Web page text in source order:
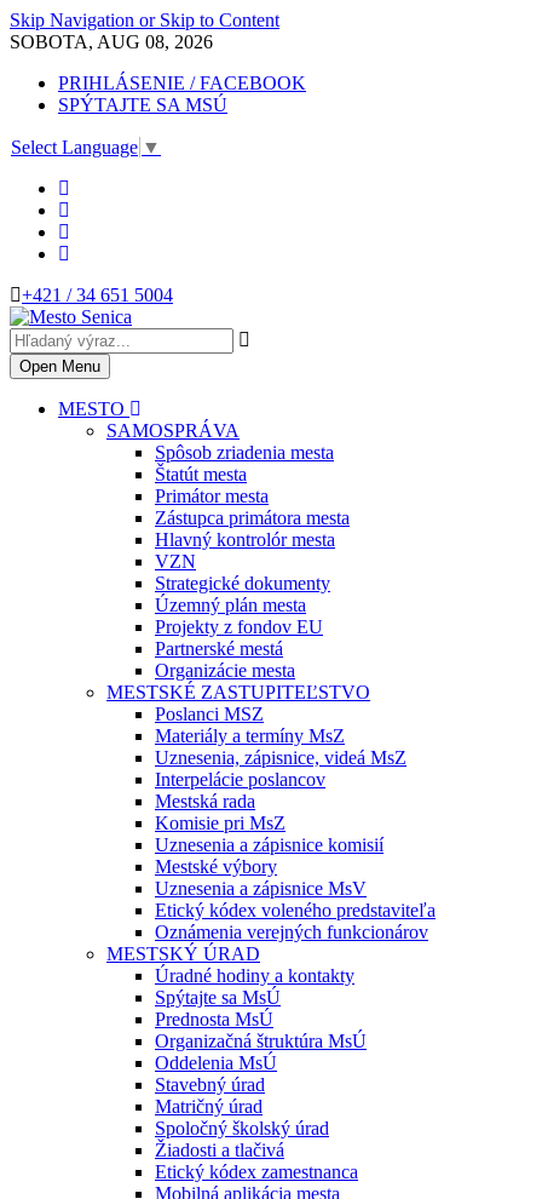
Skip Navigation or Skip to Content
SOBOTA, AUG 08, 2026
PRIHLÁSENIE / FACEBOOK
SPÝTAJTE SA MSÚ
Select Language ▼
+421 / 34 651 5004
Open Menu
MESTO
SAMOSPRÁVA
Spôsob zriadenia mesta
Štatút mesta
Primátor mesta
Zástupca primátora mesta
Hlavný kontrolór mesta
VZN
Strategické dokumenty
Územný plán mesta
Projekty z fondov EU
Partnerské mestá
Organizácie mesta
MESTSKÉ ZASTUPITEĽSTVO
Poslanci MSZ
Materiály a termíny MsZ
Uznesenia, zápisnice, videá MsZ
Interpelácie poslancov
Mestská rada
Komisie pri MsZ
Uznesenia a zápisnice komisií
Mestské výbory
Uznesenia a zápisnice MsV
Etický kódex voleného predstaviteľa
Oznámenia verejných funkcionárov
MESTSKÝ ÚRAD
Úradné hodiny a kontakty
Spýtajte sa MsÚ
Prednosta MsÚ
Organizačná štruktúra MsÚ
Oddelenia MsÚ
Stavebný úrad
Matričný úrad
Spoločný školský úrad
Žiadosti a tlačivá
Etický kódex zamestnanca
Mobilná aplikácia mesta